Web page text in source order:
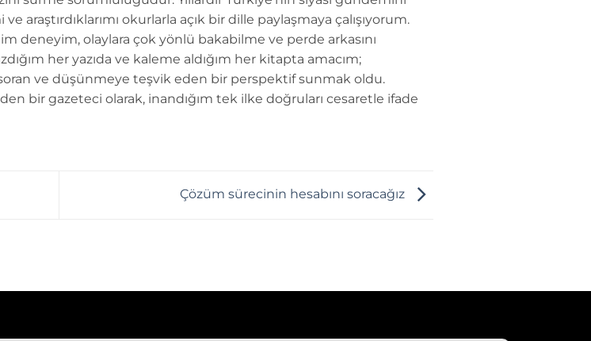
araştırdıklarımı okurlarla açık bir dille paylaşmaya çalışıyorum.
deneyim, olaylara çok yönlü bakabilme ve perde arkasını
her yazıda ve kaleme aldığım her kitapta amacım;
ve düşünmeye teşvik eden bir perspektif sunmak oldu.
bir gazeteci olarak, inandığım tek ilke doğruları cesaretle ifade
Çözüm sürecinin hesabını soracağız